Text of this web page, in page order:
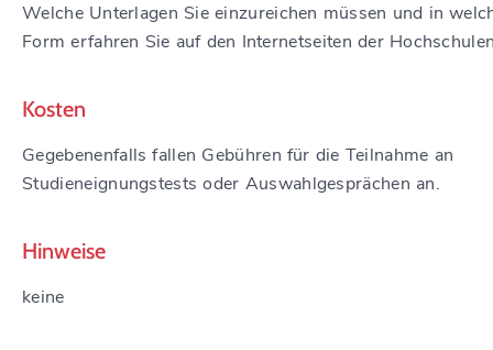
Welche Unterlagen Sie einzureichen müssen und in
Form erfahren Sie auf den Internetseiten der
Kosten
Gegebenenfalls fallen Gebühren für die Teilnahme an
Studieneignungstests oder Auswahlgesprächen an.
Hinweise
keine